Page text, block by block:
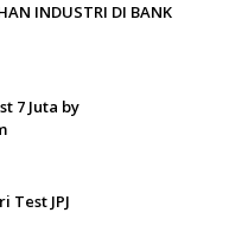
INDUSTRI DI BANK
7 Juta by
Test JPJ